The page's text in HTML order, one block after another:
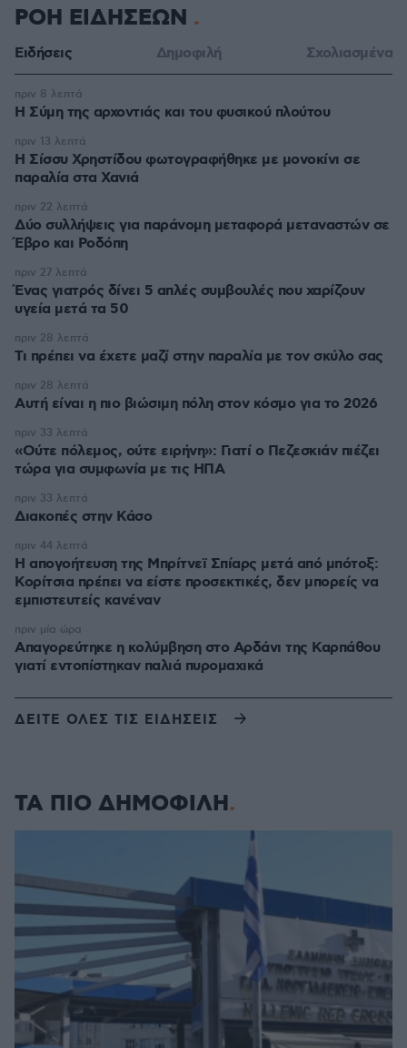
ΡΟΗ ΕΙΔΗΣΕΩΝ
Ειδήσεις Δημοφιλή Σχολιασμένα
Η Σύμη της αρχοντιάς και του φυσικού πλούτου
πριν 8 λεπτά
Η Σίσσυ Χρηστίδου φωτογραφήθηκε με μονοκίνι σε
παραλία στα Χανιά
πριν 13 λεπτά
Δύο συλλήψεις για παράνομη μεταφορά μεταναστών σε
Έβρο και Ροδόπη
πριν 22 λεπτά
Ένας γιατρός δίνει 5 απλές συμβουλές που χαρίζουν
υγεία μετά τα 50
πριν 27 λεπτά
Τι πρέπει να έχετε μαζί στην παραλία με τον σκύλο σας
πριν 28 λεπτά
Αυτή είναι η πιο βιώσιμη πόλη στον κόσμο για το 2026
πριν 28 λεπτά
«Ούτε πόλεμος, ούτε ειρήνη»: Γιατί ο Πεζεσκιάν πιέζει
τώρα για συμφωνία με τις ΗΠΑ
πριν 33 λεπτά
Διακοπές στην Κάσο
πριν 33 λεπτά
Η απογοήτευση της Μπρίτνεϊ Σπίαρς μετά από μπότοξ:
Κορίτσια πρέπει να είστε προσεκτικές, δεν μπορείς να
εμπιστευτείς κανέναν
πριν 44 λεπτά
Απαγορεύτηκε η κολύμβηση στο Αρδάνι της Καρπάθου
γιατί εντοπίστηκαν παλιά πυρομαχικά
πριν μία ώρα
ΔΕΙΤΕ ΟΛΕΣ ΤΙΣ ΕΙΔΗΣΕΙΣ
ΤΑ ΠΙΟ ΔΗΜΟΦΙΛΗ